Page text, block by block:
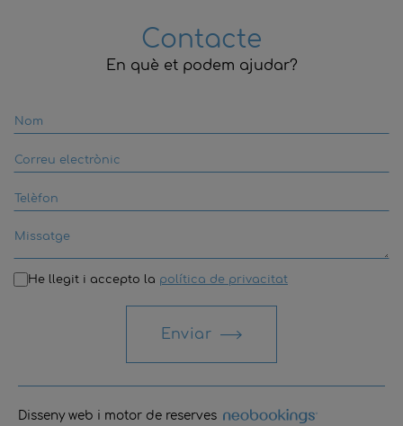
Contacte
En què et podem ajudar?
He llegit i accepto la política de privacitat
Enviar
Disseny web i motor de reserves